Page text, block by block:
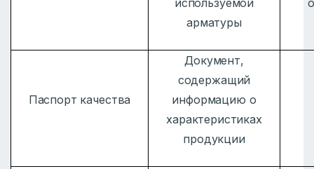
используемой
арматуры
Паспорт качества
Документ,
содержащий
информацию о
характеристиках
продукции